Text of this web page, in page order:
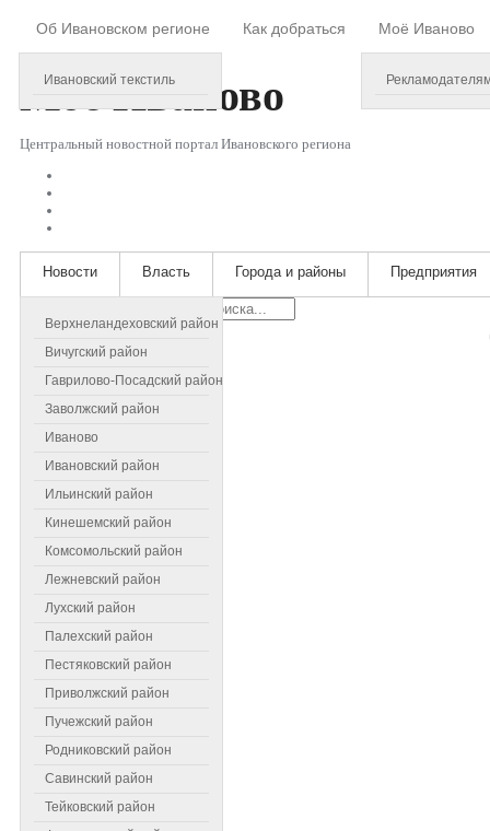
Об Ивановском регионе
Ивановский текстиль
Как добраться Моё Иваново
МоёИваново
Центральный новостной портал Ивановского региона
Новости
Верхнеландеховский район
Вичугский район
Гаврилово-Посадский район
Заволжский район
Иваново
Ивановский район
Ильинский район
Кинешемский район
Комсомольский район
Лежневский район
Лухский район
Палехский район
Пестяковский район
Приволжский район
Пучежский район
Родниковский район
Савинский район
Тейковский район
Власть Города и районы Предприятия
Самое читаемое